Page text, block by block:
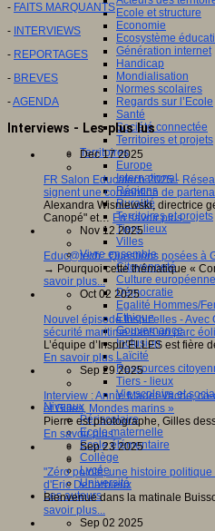
Ecole et structure
Economie
Ecosystème
Génération internet
Handicap
Mondialisation
Normes scolaires
Regards sur l’Ecole
Santé
Société connectée
Territoires et projets
Territoires
Europe
International
Régions
Ruralité
Territoires et projets
Tiers lieux
Villes
Vivre ensemble
Citoyenneté
Culture européenne
Démocratie
Egalité Hommes/
Ethique
Gouvernance
Inclusion
Laïcité
Ressources
Tiers - lieux
Vie scolaire et
Niveaux
Périscolaire
Ecole maternelle
Ecole élémentaire
Collège
Lycée
Université
Les auteurs
- FAITS MARQUANTS
- INTERVIEWS
- REPORTAGES
- BREVES
-AGENDA
Interviews - Les plus lus
Dec 17 2025
FR Salon Educatech 2025 -
signent une convention de
Alexandra Wisniewski, directrice
Canopé" et… En savoir plus...
Nov 12 2025
Educ@tech : Questions posées à
→ Pourquoi cette thématique «
savoir plus...
Oct 02 2025
Nouvel épisode Inspir'elles -
sécurité maritime dans un parc
L’équipe d’Inspir’ELLES est
En savoir plus...
Sep 29 2025
Interview : Annie Madet-Vache,
et Gilles, Mondes marins »
Pierre est photographe, Gilles
En savoir plus...
Sep 23 2025
"Zéro pointé, une histoire
d'Eric Debarbieux
Bienvenue dans la matinale
savoir plus...
Sep 02 2025